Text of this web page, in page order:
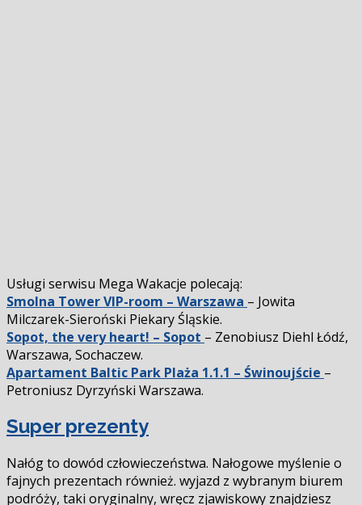
Usługi serwisu Mega Wakacje polecają:
Smolna Tower VIP-room – Warszawa – Jowita
Milczarek-Sieroński Piekary Śląskie.
Sopot, the very heart! – Sopot – Zenobiusz Diehl Łódź,
Warszawa, Sochaczew.
Apartament Baltic Park Plaża 1.1.1 – Świnoujście –
Petroniusz Dyrzyński Warszawa.
Super prezenty
Nałóg to dowód człowieczeństwa. Nałogowe myślenie o
fajnych prezentach również. wyjazd z wybranym biurem
podróży, taki oryginalny, wręcz zjawiskowy znajdziesz